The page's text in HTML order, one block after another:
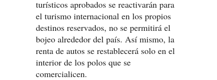
turísticos aprobados se reactivarán para
el turismo internacional en los propios
destinos reservados, no se permitirá el
bojeo alrededor del país. Así mismo, la
renta de autos se restablecerá solo en el
interior de los polos que se
comercialicen.